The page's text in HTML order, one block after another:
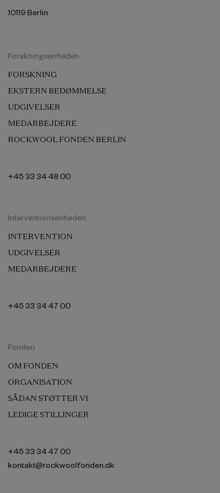
10119 Berlin
Forskningsenheden
FORSKNING
EKSTERN BEDØMMELSE
UDGIVELSER
MEDARBEJDERE
ROCKWOOL FONDEN BERLIN
+45 33 34 48 00
Interventionsenheden
INTERVENTION
UDGIVELSER
MEDARBEJDERE
+45 33 34 47 00
Fonden
OM FONDEN
ORGANISATION
SÅDAN STØTTER VI
LEDIGE STILLINGER
+45 33 34 47 00
kontakt@rockwoolfonden.dk